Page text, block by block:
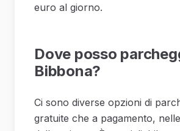
euro al giorno.
Dove posso
Bibbona?
Ci sono diverse opzioni di
gratuite che a pagamento,